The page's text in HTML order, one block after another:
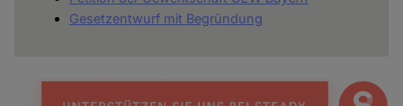
Gesetzentwurf mit Begründung